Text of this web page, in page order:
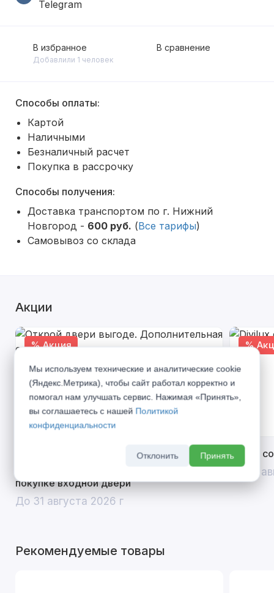
В избранное
Добавлили 1 человек
В сравнение
Способы оплаты:
Картой
Наличными
Безналичный расчет
Покупка в рассрочку
Способы получения:
Доставка транспортом по г. Нижний
Новгород - 600 руб. (Все тарифы)
Самовывоз со склада
Акции
% Акция
Открой двери выгоде. Дополнительная
скидка 10% на межкомнатные двери при
покупке входной двери
До 31 августа 2026 г
%
Divilux
До 31
Рекомендуемые товары
Мы используем технические и аналитические cookie
(Яндекс.Метрика), чтобы сайт работал корректно и
помогал нам улучшать сервис. Нажимая «Принять»,
вы соглашаетесь с нашей Политикой
конфиденциальности
Отклонить Принять